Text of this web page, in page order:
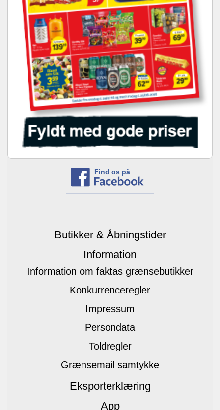
Find os på
Butikker & Åbningstider
Information
Information om faktas grænsebutikker
Konkurrenceregler
Impressum
Persondata
Toldregler
Grænsemail samtykke
Eksporterklæring
App